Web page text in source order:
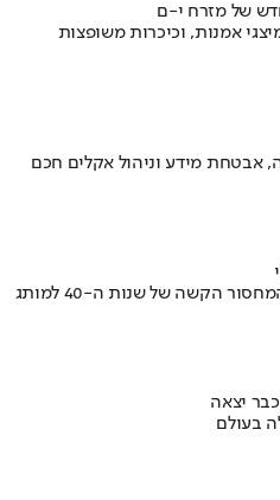
של מזרח י-ם
אמנות, וכיכרות משופצות
אבטחת מידע וניהול אקלים חכם
איך אסם הפכה את תקופת הצנע והמחסור הקשה של שנות ה-40 למותג
יצאה
בעולם